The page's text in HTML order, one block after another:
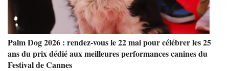
Palm Dog 2026 : rendez-vous le 22 mai pour célébrer les 25
ans du prix dédié aux meilleures performances canines du
Festival de Cannes